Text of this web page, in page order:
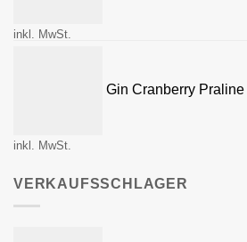
inkl. MwSt.
Gin Cranberry Praline
inkl. MwSt.
VERKAUFSSCHLAGER